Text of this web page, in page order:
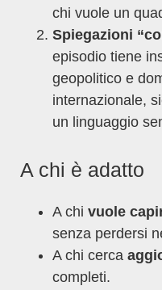
chi vuole un
Spiegazioni
episodio tiene
geopolitico e
internazionale,
un linguaggio
A chi è adatto
A chi vuole
senza perdersi
A chi cerca
completi.